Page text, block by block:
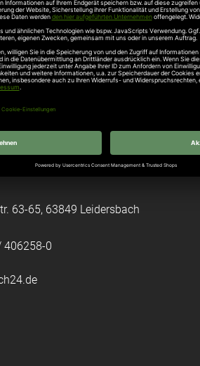
Hörmann Sektionaltor
63-65, 63849 Leidersbach
406258-0